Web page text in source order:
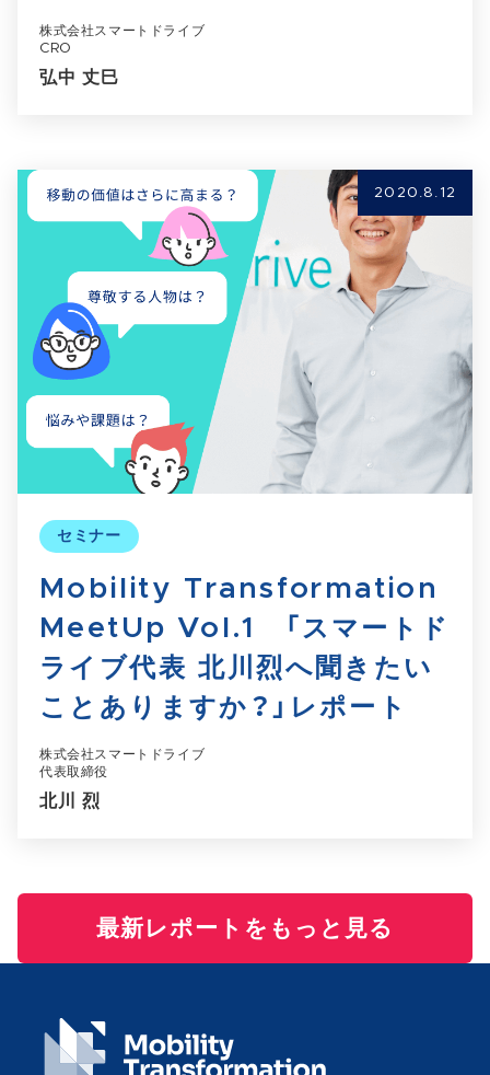
株式会社スマートドライブ
CRO
弘中 丈巳
セミナー
Mobility Transformation
MeetUp Vol.1 「スマートド
ライブ代表 北川烈へ聞きたい
ことありますか？」レポート
2020.8.12
株式会社スマートドライブ
代表取締役
北川 烈
最新レポートをもっと見る